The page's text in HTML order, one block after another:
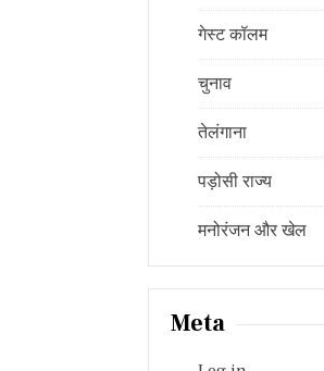
गेस्ट कॉलम
चुनाव
तेलंगाना
पड़ोसी राज्य
मनोरंजन और खेल
Meta